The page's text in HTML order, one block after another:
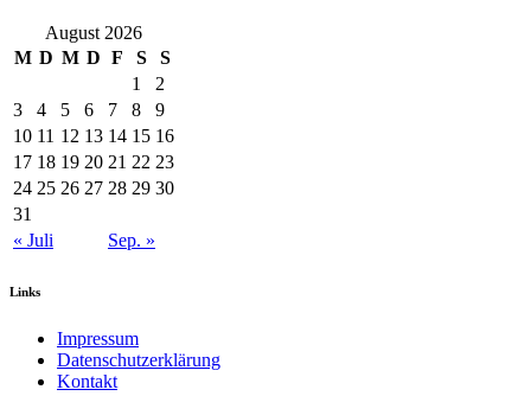
August 2026
M D M D F S
S
1
2
3
4 5 6 7 8
9
10 11 12 13 14 15 16
17 18 19 20 21 22 23
24 25 26 27 28 29 30
31
« Juli
Sep. »
Links
Impressum
Datenschutzerklärung
Kontakt